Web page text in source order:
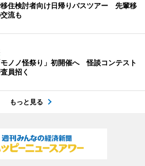
住検討者向け日帰りバスツアー 先輩移
流も
ノノ怪祭り」初開催へ 怪談コンテスト
員招く
もっと見る